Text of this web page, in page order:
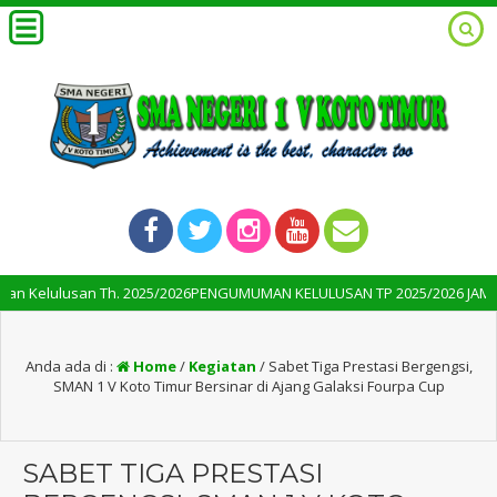
2025/2026PENGUMUMAN KELULUSAN TP 2025/2026 JAM 21.00 WIB
Anda ada di : Home/ Kegiatan / Sabet Tiga Prestasi Bergengsi,
SMAN 1 V Koto Timur Bersinar di Ajang Galaksi Fourpa Cup
SABET TIGA PRESTASI